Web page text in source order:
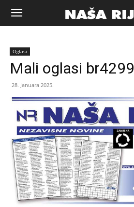
Naša
riječ
Zenica
Oglasi
Mali oglasi br4299
28. Januara 2025.